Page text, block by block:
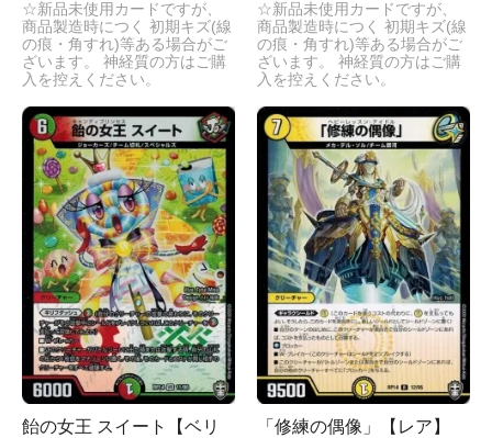
☆新品未使用カードですが、
商品製造時につく 初期キズ(線
の痕・角すれ)等ある場合がご
ざいます。 神経質の方はご購
入を控えください。
☆新品未使用カードですが、
商品製造時につく 初期キズ(線
の痕・角すれ)等ある場合がご
ざいます。 神経質の方はご購
入を控えください。
飴の女王 スイート【ベリ
「修練の偶像」【レア】